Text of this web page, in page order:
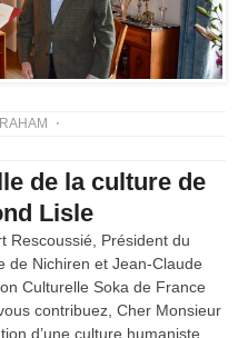
de la culture de
Lisle
Rescoussié, Président du
de Nichiren et Jean-Claude
Culturelle Soka de France
contribuez, Cher Monsieur
d’une culture humaniste